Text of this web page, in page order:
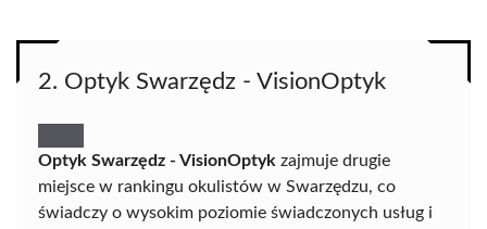
2. Optyk Swarzędz - VisionOptyk
Optyk Swarzędz - VisionOptyk zajmuje drugie
miejsce w rankingu okulistów w Swarzędzu, co
świadczy o wysokim poziomie świadczonych usług i